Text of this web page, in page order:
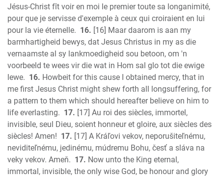
Jésus-Christ fît voir en moi le premier toute sa longanimité,
pour que je servisse d'exemple à ceux qui croiraient en lui
pour la vie éternelle. 16. [16] Maar daarom is aan my
barmhartigheid bewys, dat Jesus Christus in my as die
vernaamste al sy lankmoedigheid sou betoon, om 'n
voorbeeld te wees vir die wat in Hom sal glo tot die ewige
lewe. 16. Howbeit for this cause I obtained mercy, that in
me first Jesus Christ might shew forth all longsuffering, for
a pattern to them which should hereafter believe on him to
life everlasting. 17. [17] Au roi des siècles, immortel,
invisible, seul Dieu, soient honneur et gloire, aux siècles des
siècles! Amen! 17. [17] A Kráľovi vekov, neporušiteľnému,
neviditeľnému, jedinému, múdremu Bohu, česť a sláva na
veky vekov. Ameň. 17. Now unto the King eternal,
immortal, invisible, the only wise God, be honour and glory